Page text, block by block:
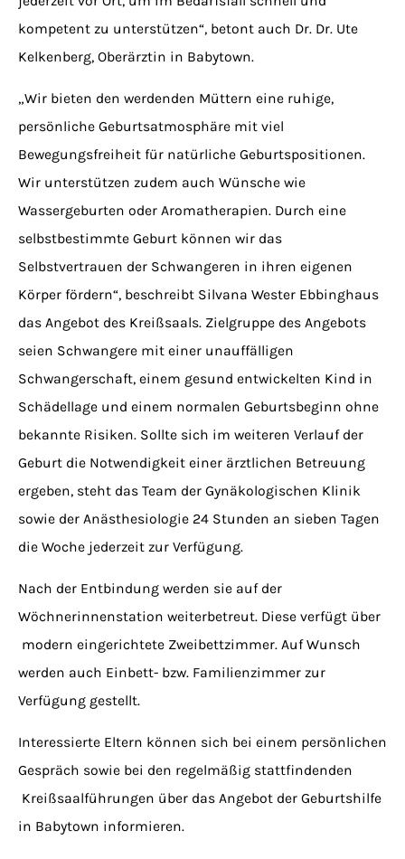
kompetent zu unterstützen“, betont auch Dr. Dr. Ute
Kelkenberg, Oberärztin in Babytown.
„Wir bieten den werdenden Müttern eine ruhige,
persönliche Geburtsatmosphäre mit viel
Bewegungsfreiheit für natürliche Geburtspositionen.
Wir unterstützen zudem auch Wünsche wie
Wassergeburten oder Aromatherapien. Durch eine
selbstbestimmte Geburt können wir das
Selbstvertrauen der Schwangeren in ihren eigenen
Körper fördern“, beschreibt Silvana Wester Ebbinghaus
das Angebot des Kreißsaals. Zielgruppe des Angebots
seien Schwangere mit einer unauffälligen
Schwangerschaft, einem gesund entwickelten Kind in
Schädellage und einem normalen Geburtsbeginn ohne
bekannte Risiken. Sollte sich im weiteren Verlauf der
Geburt die Notwendigkeit einer ärztlichen Betreuung
ergeben, steht das Team der Gynäkologischen Klinik
sowie der Anästhesiologie 24 Stunden an sieben Tagen
die Woche jederzeit zur Verfügung.
Nach der Entbindung werden sie auf der
Wöchnerinnenstation weiterbetreut. Diese verfügt über
modern eingerichtete Zweibettzimmer. Auf Wunsch
werden auch Einbett- bzw. Familienzimmer zur
Verfügung gestellt.
Interessierte Eltern können sich bei einem persönlichen
Gespräch sowie bei den regelmäßig stattfindenden
Kreißsaalführungen über das Angebot der Geburtshilfe
in Babytown informieren.